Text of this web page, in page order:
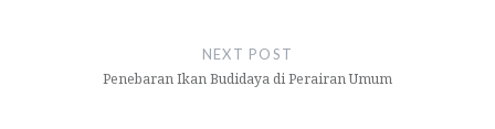
NEXT POST
Penebaran Ikan Budidaya di Perairan Umum